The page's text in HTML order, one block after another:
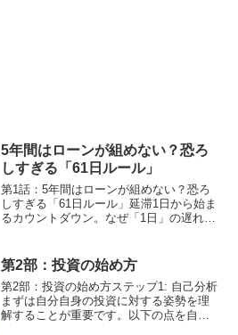
5年間はローンが組めない？恐ろ
しすぎる「61日ルール」
第1話：5年間はローンが組めない？恐ろ
しすぎる「61日ルール」延滞1日から始ま
るカウントダウン。なぜ「1日」の遅れも
気持ちが、あなたの経済的な自由を奪う
「地獄のカウン...
第2部：投資の始め方
第2部：投資の始め方ステップ1: 自己分析
まずは自分自身の投資に対する姿勢を理
解することが重要です。以下の点を自問